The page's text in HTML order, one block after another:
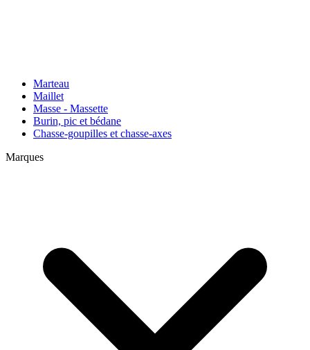
Marteau
Maillet
Masse - Massette
Burin, pic et bédane
Chasse-goupilles et chasse-axes
Marques